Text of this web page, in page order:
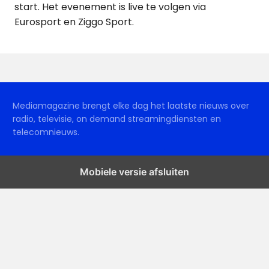
start. Het evenement is live te volgen via
Eurosport en Ziggo Sport.
Mediamagazine brengt elke dag het laatste nieuws over
radio, televisie, on demand streamingdiensten en
telecomnieuws.
Mobiele versie afsluiten